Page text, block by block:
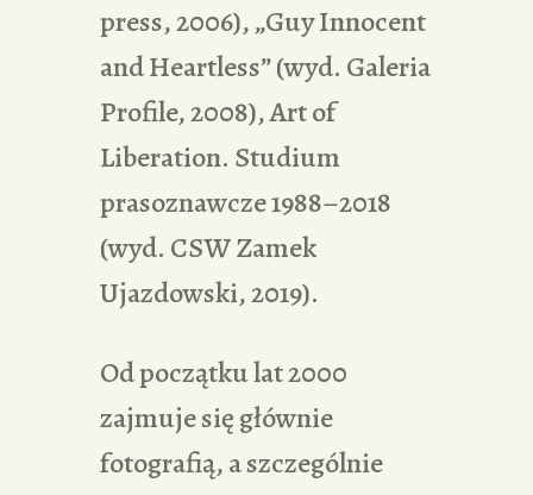
press, 2006), „Guy Innocent
and Heartless” (wyd. Galeria
Profile, 2008), Art of
Liberation. Studium
prasoznawcze 1988–2018
(wyd. CSW Zamek
Ujazdowski, 2019).
Od początku lat 2000
zajmuje się głównie
fotografią, a szczególnie